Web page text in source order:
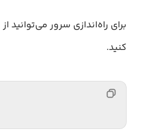
برای راه‌اندازی سرور می‌توانید
کنید.